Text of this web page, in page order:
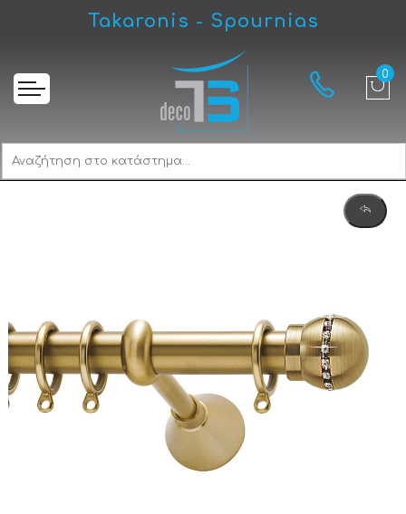
Takaronis - Spournias
Viometale Set Lucifer Riviere Κουρτινόξυλο Ø25 Όρο Ματ